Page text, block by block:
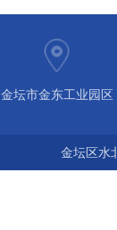
金坛市金东工业园区
金坛区水